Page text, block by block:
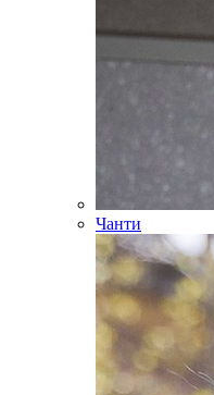
Чанти